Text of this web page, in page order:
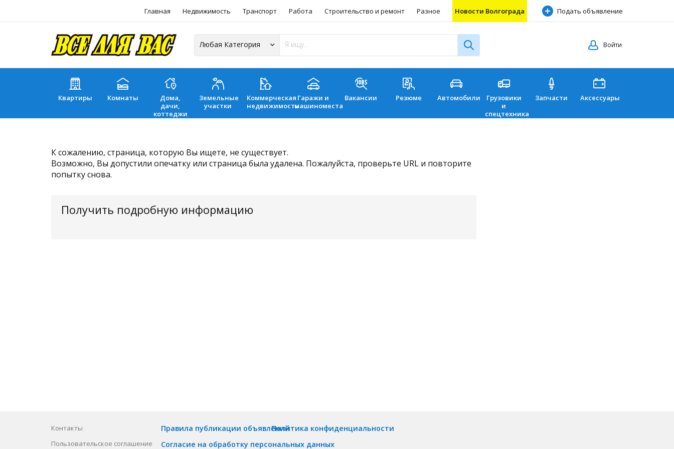
Главная Недвижимость Транспорт Работа Строительство и ремонт Разное Новости Волгограда Подать объявление
Войти
Квартиры Комнаты
Дома,
дачи,
коттеджи
Земельные
участки
Коммерческая
недвижимость
Гаражи и
машиноместа
Вакансии Резюме Автомобили
Грузовики
и
спецтехника
Запчасти Аксессуары
К сожалению, страница, которую Вы ищете, не существует.
Возможно, Вы допустили опечатку или страница была удалена. Пожалуйста, проверьте URL и повторите
попытку снова.
Получить подробную информацию
Контакты
Пользовательское соглашение
Правила публикации объявлений
Согласие на обработку персональных данных
Политика конфиденциальности